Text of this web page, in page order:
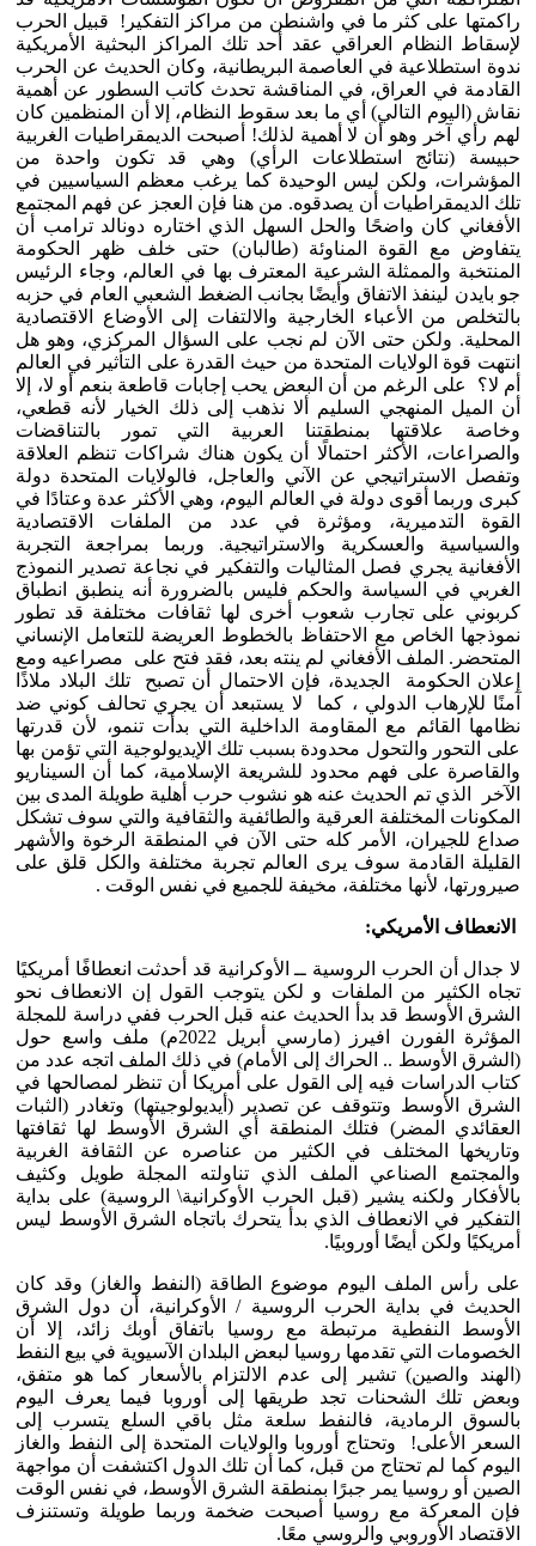
راكمتها على كثر ما في واشنطن من مراكز التفكير! قبيل الحرب
لإسقاط النظام العراقي عقد أحد تلك المراكز البحثية الأمريكية
ندوة استطلاعية في العاصمة البريطانية، وكان الحديث عن الحرب
القادمة في العراق، في المناقشة تحدث كاتب السطور عن أهمية
نقاش (اليوم التالي) أي ما بعد سقوط النظام، إلا أن المنظمين كان
لهم رأي آخر وهو أن لا أهمية لذلك! أصبحت الديمقراطيات الغربية
حبيسة (نتائج استطلاعات الرأي) وهي قد تكون واحدة من
المؤشرات، ولكن ليس الوحيدة كما يرغب معظم السياسيين في
تلك الديمقراطيات أن يصدقوه. من هنا فإن العجز عن فهم المجتمع
الأفغاني كان واضحًا والحل السهل الذي اختاره دونالد ترامب أن
يتفاوض مع القوة المناوئة (طالبان) حتى خلف ظهر الحكومة
المنتخبة والممثلة الشرعية المعترف بها في العالم، وجاء الرئيس
جو بايدن لينفذ الاتفاق وأيضًا بجانب الضغط الشعبي العام في حزبه
بالتخلص من الأعباء الخارجية والالتفات إلى الأوضاع الاقتصادية
المحلية. ولكن حتى الآن لم نجب على السؤال المركزي، وهو هل
انتهت قوة الولايات المتحدة من حيث القدرة على التأثير في العالم
أم لا؟ على الرغم من أن البعض يحب إجابات قاطعة بنعم أو لا، إلا
أن الميل المنهجي السليم ألا نذهب إلى ذلك الخيار لأنه قطعي،
وخاصة علاقتها بمنطقتنا العربية التي تمور بالتناقضات
والصراعات، الأكثر احتمالًا أن يكون هناك شراكات تنظم العلاقة
وتفصل الاستراتيجي عن الآني والعاجل، فالولايات المتحدة دولة
كبرى وربما أقوى دولة في العالم اليوم، وهي الأكثر عدة وعتادًا في
القوة التدميرية، ومؤثرة في عدد من الملفات الاقتصادية
والسياسية والعسكرية والاستراتيجية. وربما بمراجعة التجربة
الأفغانية يجري فصل المثاليات والتفكير في نجاعة تصدير النموذج
الغربي في السياسة والحكم فليس بالضرورة أنه ينطبق انطباق
كربوني على تجارب شعوب أخرى لها ثقافات مختلفة قد تطور
نموذجها الخاص مع الاحتفاظ بالخطوط العريضة للتعامل الإنساني
المتحضر. الملف الأفغاني لم ينته بعد، فقد فتح على مصراعيه ومع
إعلان الحكومة الجديدة، فإن الاحتمال أن تصبح تلك البلاد ملاذًا
آمنًا للإرهاب الدولي ، كما لا يستبعد أن يجري تحالف كوني ضد
نظامها القائم مع المقاومة الداخلية التي بدأت تنمو، لأن قدرتها
على التحور والتحول محدودة بسبب تلك الإيديولوجية التي تؤمن بها
والقاصرة على فهم محدود للشريعة الإسلامية، كما أن السيناريو
الآخر الذي تم الحديث عنه هو نشوب حرب أهلية طويلة المدى بين
المكونات المختلفة العرقية والطائفية والثقافية والتي سوف تشكل
صداع للجيران، الأمر كله حتى الآن في المنطقة الرخوة والأشهر
القليلة القادمة سوف يرى العالم تجربة مختلفة والكل قلق على
صيرورتها، لأنها مختلفة، مخيفة للجميع في نفس الوقت .
الانعطاف الأمريكي:
لا جدال أن الحرب الروسية ــ الأوكرانية قد أحدثت انعطافًا أمريكيًا
تجاه الكثير من الملفات و لكن يتوجب القول إن الانعطاف نحو
الشرق الأوسط قد بدأ الحديث عنه قبل الحرب ففي دراسة للمجلة
المؤثرة الفورن افيرز (مارسي أبريل 2022م) ملف واسع حول
(الشرق الأوسط .. الحراك إلى الأمام) في ذلك الملف اتجه عدد من
كتاب الدراسات فيه إلى القول على أمريكا أن تنظر لمصالحها في
الشرق الأوسط وتتوقف عن تصدير (أيديولوجيتها) وتغادر (الثبات
العقائدي المضر) فتلك المنطقة أي الشرق الأوسط لها ثقافتها
وتاريخها المختلف في الكثير من عناصره عن الثقافة الغربية
والمجتمع الصناعي الملف الذي تناولته المجلة طويل وكثيف
بالأفكار ولكنه يشير (قبل الحرب الأوكرانية\ الروسية) على بداية
التفكير في الانعطاف الذي بدأ يتحرك باتجاه الشرق الأوسط ليس
أمريكيًا ولكن أيضًا أوروبيًا.
على رأس الملف اليوم موضوع الطاقة (النفط والغاز) وقد كان
الحديث في بداية الحرب الروسية / الأوكرانية، أن دول الشرق
الأوسط النفطية مرتبطة مع روسيا باتفاق أوبك زائد، إلا أن
الخصومات التي تقدمها روسيا لبعض البلدان الآسيوية في بيع النفط
(الهند والصين) تشير إلى عدم الالتزام بالأسعار كما هو متفق،
وبعض تلك الشحنات تجد طريقها إلى أوروبا فيما يعرف اليوم
بالسوق الرمادية، فالنفط سلعة مثل باقي السلع يتسرب إلى
السعر الأعلى! وتحتاج أوروبا والولايات المتحدة إلى النفط والغاز
اليوم كما لم تحتاج من قبل، كما أن تلك الدول اكتشفت أن مواجهة
الصين أو روسيا يمر جبرًا بمنطقة الشرق الأوسط، في نفس الوقت
فإن المعركة مع روسيا أصبحت ضخمة وربما طويلة وتستنزف
الاقتصاد الأوروبي والروسي معًا.